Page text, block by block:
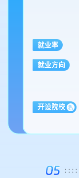
就业率
就业方向
开设院校